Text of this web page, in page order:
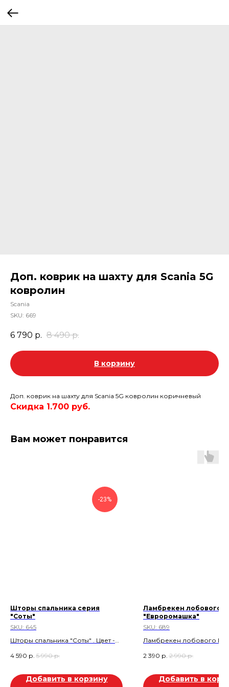
Доп. коврик на шахту для Scania 5G
ковролин
Scania
SKU: 669
6 790 р. 8 490 р.
В корзину
Доп. коврик на шахту для Scania 5G ковролин коричневый
Скидка 1.700 руб.
Вам может понравится
-23%
Шторы спальника серия
"Соты"
SKU: 645
Шторы спальника "Соты" . Цвет -
Евростандарт
4 590 р. 5 990 р.
Добавить в корзину
Ламбрекен лобового
"Евроромашка"
SKU: 689
Ламбрекен лобового
Скидка 600 руб.
2 390 р. 2 990 р.
Добавить в